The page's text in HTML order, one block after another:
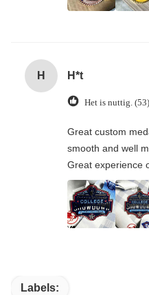
H H*t
Het is nuttig. (53)
Great custom
smooth and well
Great experience
Labels: